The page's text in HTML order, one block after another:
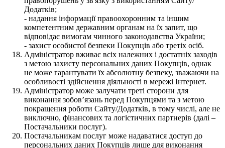
Додатків;
- надання інформації правоохоронним та іншим
компетентним державним органам на їх запит, що
відповідає вимогам чинного законодавства України;
- захист особистої безпеки Покупців або третіх осіб.
Адміністратор вживає всіх належних і достатніх заходів
з метою захисту персональних даних Покупців, однак
не може гарантувати їх абсолютну безпеку, зважаючи на
особливості здійснення діяльності в мережі Інтернет.
Адміністратор може залучати треті сторони для
виконання зобов’язань перед Покупцями та з метою
покращення роботи Сайту/Додатків, в тому числі, але не
виключно, фінансових та логістичних партнерів (далі –
Постачальники послуг).
Постачальникам послуг може надаватися доступ до
персональних даних Покупців лише для виконання